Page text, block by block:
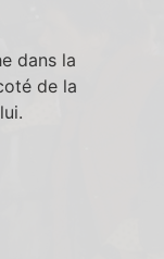
dans la
de la